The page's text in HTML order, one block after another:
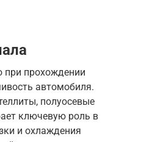
при прохождении
автомобиля.
полуосевые
ключевую роль в
и охлаждения